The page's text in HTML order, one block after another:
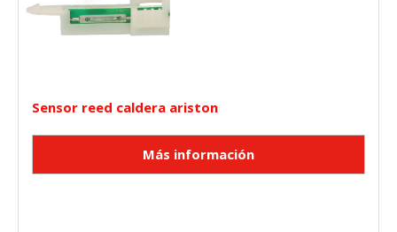
Sensor reed caldera ariston